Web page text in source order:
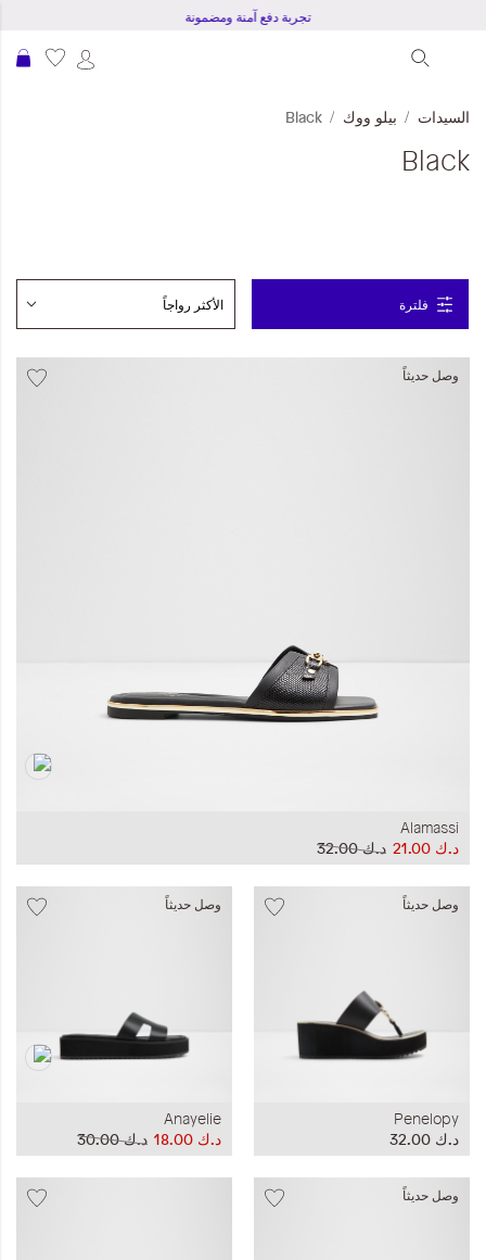
تجربة دفع آمنة ومضمونة
Leather Collection
إصدار السفر و الرحلات
السيدات بيلو ووك Black
Black
فلترة
وصل حديثاً
Alamassi
د.ك‏ 32.00
د.ك‏ 21.00
وصل حديثاً
Penelopy
د.ك‏ 32.00
وصل حديثاً
Anayelie
د.ك‏ 30.00
د.ك‏ 18.00
وصل حديثاً